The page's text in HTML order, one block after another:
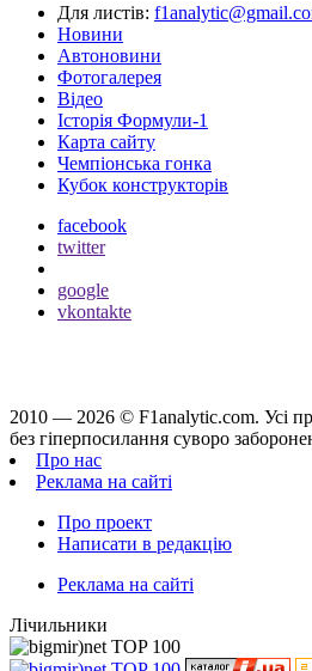
Для листів:
Новини
Автоновини
Фотогалерея
Відео
Історія Формули-1
Карта сайту
Чемпіонська гонка
Кубок конструкторів
facebook
twitter
google
vkontakte
2010 — 2026 © F1analytic.com. Усi
без гіперпосилання суворо
Про нас
Реклама на сайті
Про проект
Написати в редакцію
Реклама на сайті
Лічильники